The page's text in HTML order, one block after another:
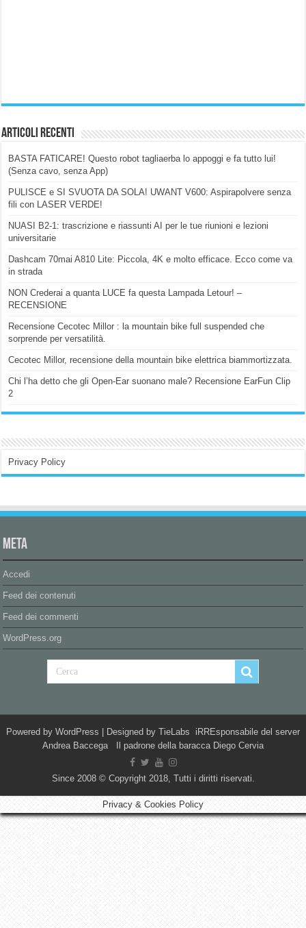
Articoli Recenti
BASTA FATICARE! Questo robot tagliaerba lo appoggi e fa tutto lui!
(Senza cavo, senza App)
PULISCE e SI SVUOTA DA SOLA! UWANT V600: Aspirapolvere senza
fili con LASER VERDE!
NUASI B2-1: trascrizione e riassunti AI per le tue riunioni e lezioni
universitarie
Dashcam 70mai A810 Lite: Piccola, 4K e molto efficace. Ecco come va
in strada
NON Crederai a quanta LUCE fa questa Lampada Letour! –
RECENSIONE
Recensione Cecotec Millor : la mountain bike full suspended che
sorprende per versatilità.
Cecotec Millor, recensione della mountain bike elettrica biammortizzata.
Chi l’ha detto che gli Open-Ear suonano male? Recensione EarFun Clip
2
Privacy Policy
Meta
Accedi
Feed dei contenuti
Feed dei commenti
WordPress.org
Powered by WordPress | Designed by TieLabs iRREsponsabile del server
Andrea Baccega Il padrone della baracca Diego Cervia
Since 2008 © Copyright 2018, Tutti i diritti riservati.
Privacy & Cookies Policy